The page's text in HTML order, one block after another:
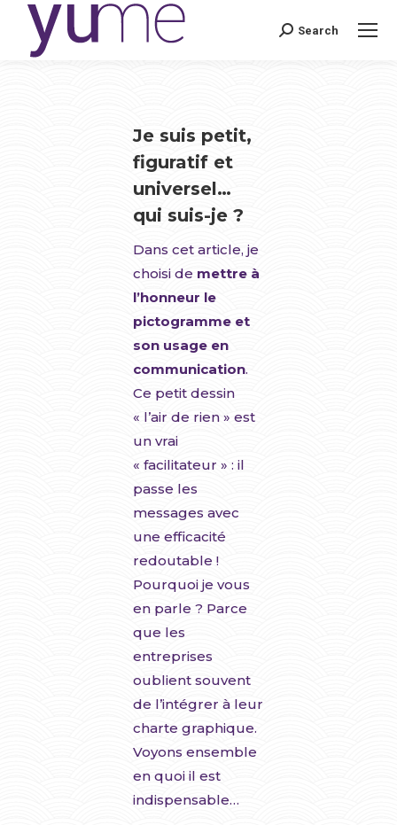
Search:
Search
Je suis petit,
figuratif et
universel…
qui suis-je ?
Dans cet article, je
choisi de mettre à
l’honneur le
pictogramme et
son usage en
communication.
Ce petit dessin
« l’air de rien » est
un vrai
« facilitateur » : il
passe les
messages avec
une efficacité
redoutable !
Pourquoi je vous
en parle ? Parce
que les
entreprises
oublient souvent
de l’intégrer à leur
charte graphique.
Voyons ensemble
en quoi il est
indispensable…